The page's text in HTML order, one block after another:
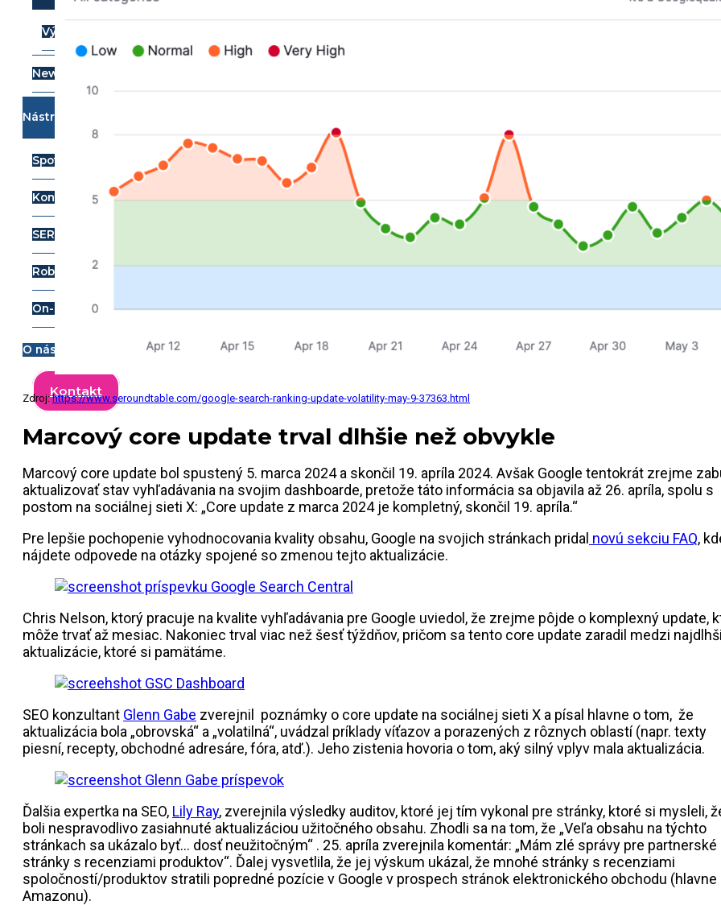
Výhody SEO
Newsletter
Nástroje
Spotibo SEO auditor
Kontrola meta description
SERP simulátor
Robots.txt tester
On-page SEO monitoring
O nás
Kontakt
Zdroj:https://www.seroundtable.com/google-search-ranking-update-volatility-may-9-37363.html
Marcový core update trval dlhšie než obvykle
Marcový core update bol spustený 5. marca 2024 a skončil 19. apríla 2024. Avšak Google tentokrát zrejme
aktualizovať stav vyhľadávania na svojim dashboarde, pretože táto informácia sa objavila až 26. apríla, spolu s
postom na sociálnej sieti X: „Core update z marca 2024 je kompletný, skončil 19. apríla.“
Pre lepšie pochopenie vyhodnocovania kvality obsahu, Google na svojich stránkach pridal novú sekciu FAQ,
nájdete odpovede na otázky spojené so zmenou tejto aktualizácie.
Chris Nelson, ktorý pracuje na kvalite vyhľadávania pre Google uviedol, že zrejme pôjde o komplexný update,
môže trvať až mesiac. Nakoniec trval viac než šesť týždňov, pričom sa tento core update zaradil medzi
aktualizácie, ktoré si pamätáme.
SEO konzultant Glenn Gabe zverejnil poznámky o core update na sociálnej sieti X a písal hlavne o tom, že
aktualizácia bola „obrovská“ a „volatilná“, uvádzal príklady víťazov a porazených z rôznych oblastí (napr. texty
piesní, recepty, obchodné adresáre, fóra, atď.). Jeho zistenia hovoria o tom, aký silný vplyv mala aktualizácia.
Ďalšia expertka na SEO, Lily Ray, zverejnila výsledky auditov, ktoré jej tím vykonal pre stránky, ktoré si mysleli,
boli nespravodlivo zasiahnuté aktualizáciou užitočného obsahu. Zhodli sa na tom, že „Veľa obsahu na týchto
stránkach sa ukázalo byť… dosť neužitočným“ . 25. apríla zverejnila komentár: „Mám zlé správy pre partnerské
stránky s recenziami produktov“. Ďalej vysvetlila, že jej výskum ukázal, že mnohé stránky s recenziami
spoločností/produktov stratili popredné pozície v Google v prospech stránok elektronického obchodu (hlavne
Amazonu).